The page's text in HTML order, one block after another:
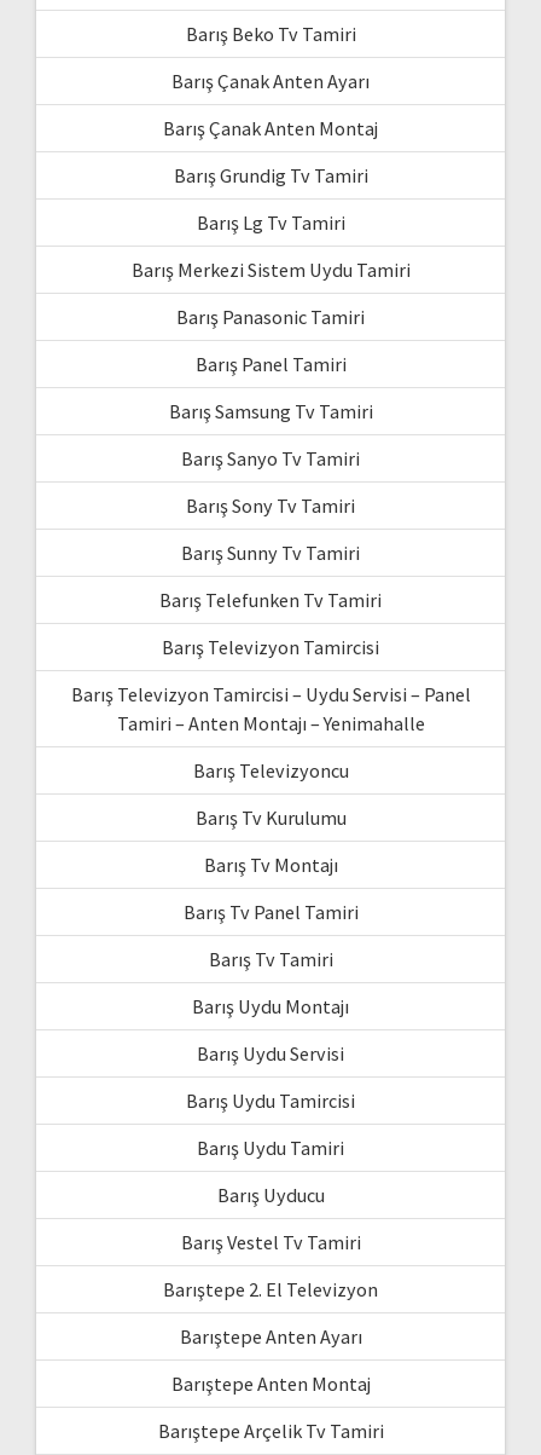
Barış Beko Tv Tamiri
Barış Çanak Anten Ayarı
Barış Çanak Anten Montaj
Barış Grundig Tv Tamiri
Barış Lg Tv Tamiri
Barış Merkezi Sistem Uydu Tamiri
Barış Panasonic Tamiri
Barış Panel Tamiri
Barış Samsung Tv Tamiri
Barış Sanyo Tv Tamiri
Barış Sony Tv Tamiri
Barış Sunny Tv Tamiri
Barış Telefunken Tv Tamiri
Barış Televizyon Tamircisi
Barış Televizyon Tamircisi – Uydu Servisi – Panel
Tamiri – Anten Montajı – Yenimahalle
Barış Televizyoncu
Barış Tv Kurulumu
Barış Tv Montajı
Barış Tv Panel Tamiri
Barış Tv Tamiri
Barış Uydu Montajı
Barış Uydu Servisi
Barış Uydu Tamircisi
Barış Uydu Tamiri
Barış Uyducu
Barış Vestel Tv Tamiri
Barıştepe 2. El Televizyon
Barıştepe Anten Ayarı
Barıştepe Anten Montaj
Barıştepe Arçelik Tv Tamiri